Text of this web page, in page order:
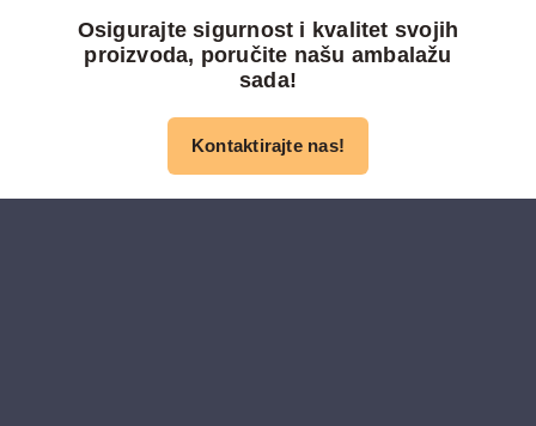
Osigurajte sigurnost i kvalitet svojih
proizvoda, poručite našu ambalažu
sada!
Kontaktirajte nas!